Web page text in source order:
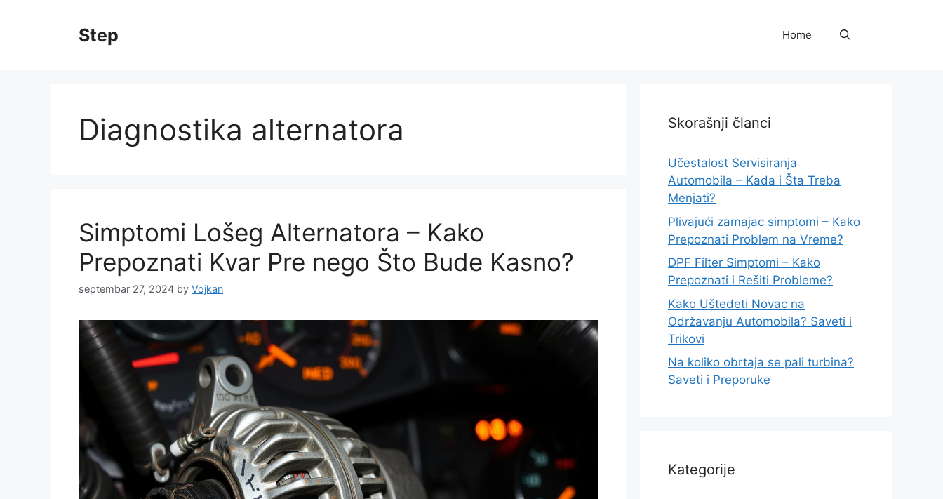
Step Home
Diagnostika alternatora
Simptomi Lošeg Alternatora – Kako
Prepoznati Kvar Pre nego Što Bude Kasno?
septembar 27, 2024 by Vojkan
Skorašnji članci
Učestalost Servisiranja
Automobila – Kada i Šta Treba
Menjati?
Plivajući zamajac simptomi – Kako
Prepoznati Problem na Vreme?
DPF Filter Simptomi – Kako
Prepoznati i Rešiti Probleme?
Kako Uštedeti Novac na
Održavanju Automobila? Saveti i
Trikovi
Na koliko obrtaja se pali turbina?
Saveti i Preporuke
Kategorije